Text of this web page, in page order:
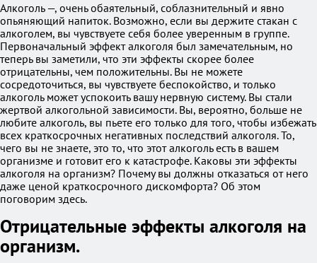
Алкоголь —, очень обаятельный, соблазнительный и явно
опьяняющий напиток. Возможно, если вы держите стакан с
алкоголем, вы чувствуете себя более уверенным в группе.
Первоначальный эффект алкоголя был замечательным, но
теперь вы заметили, что эти эффекты скорее более
отрицательны, чем положительны. Вы не можете
сосредоточиться, вы чувствуете беспокойство, и только
алкоголь может успокоить вашу нервную систему. Вы стали
жертвой алкогольной зависимости. Вы, вероятно, больше не
любите алкоголь, вы пьете его только для того, чтобы избежать
всех краткосрочных негативных последствий алкоголя. То,
чего вы не знаете, это то, что этот алкоголь есть в вашем
организме и готовит его к катастрофе. Каковы эти эффекты
алкоголя на организм? Почему вы должны отказаться от него
даже ценой краткосрочного дискомфорта? Об этом
поговорим здесь.
Отрицательные эффекты алкоголя на
организм.